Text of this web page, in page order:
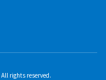
All rights reserved.